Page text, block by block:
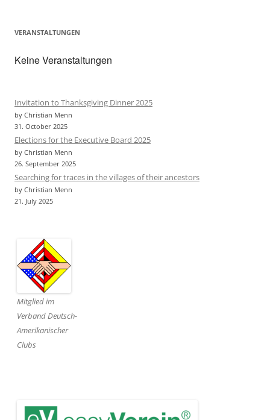
VERANSTALTUNGEN
Keine Veranstaltungen
Invitation to Thanksgiving Dinner 2025
by Christian Menn
31. October 2025
Elections for the Executive Board 2025
by Christian Menn
26. September 2025
Searching for traces in the villages of their ancestors
by Christian Menn
21. July 2025
Mitglied im
Verband Deutsch-
Amerikanischer
Clubs